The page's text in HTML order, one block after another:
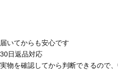
届いてからも安心です
30日返品対応
実物を確認してから判断できるので